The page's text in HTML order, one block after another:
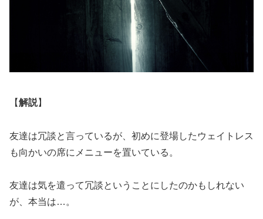
【解説】
友達は冗談と言っているが、初めに登場したウェイトレス
も向かいの席にメニューを置いている。
友達は気を遣って冗談ということにしたのかもしれない
が、本当は…。